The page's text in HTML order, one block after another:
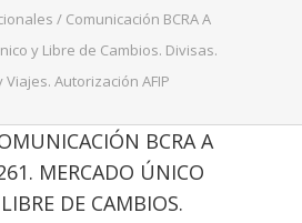
/ Comunicación BCRA A
y Libre de Cambios. Divisas.
Viajes. Autorización AFIP
BCRA A
MERCADO ÚNICO
DE CAMBIOS.